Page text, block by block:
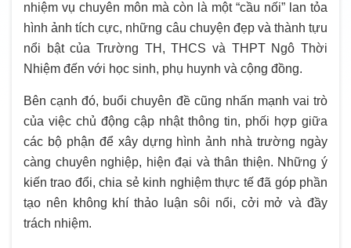
nhiệm vụ chuyên môn mà còn là một “cầu nối” lan tỏa
hình ảnh tích cực, những câu chuyện đẹp và thành tựu
nổi bật của Trường TH, THCS và THPT Ngô Thời
Nhiệm đến với học sinh, phụ huynh và cộng đồng.
Bên cạnh đó, buổi chuyên đề cũng nhấn mạnh vai trò
của việc chủ động cập nhật thông tin, phối hợp giữa
các bộ phận để xây dựng hình ảnh nhà trường ngày
càng chuyên nghiệp, hiện đại và thân thiện. Những ý
kiến trao đổi, chia sẻ kinh nghiệm thực tế đã góp phần
tạo nên không khí thảo luận sôi nổi, cởi mở và đầy
trách nhiệm.